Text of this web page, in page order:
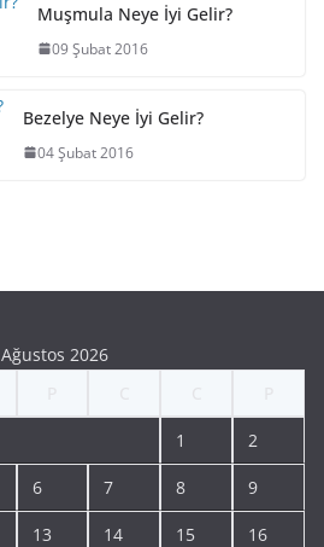
Muşmula Neye İyi Gelir?
09 Şubat 2016
Bezelye Neye İyi Gelir?
04 Şubat 2016
Ağustos 2026
1 2
6 7 8 9
13 14 15 16